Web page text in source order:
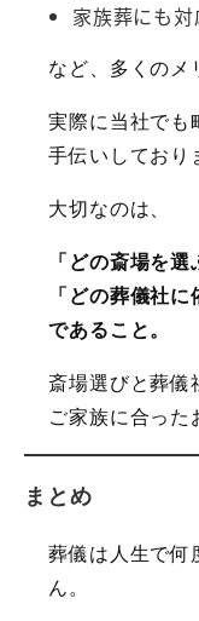
家族葬にも
など、多くのメ
実際に当社でも
手伝いしており
大切なのは、
「どの斎場を選
「どの葬儀社
であること。
斎場選びと葬儀
ご家族に合った
まとめ
葬儀は人生で何
ん。